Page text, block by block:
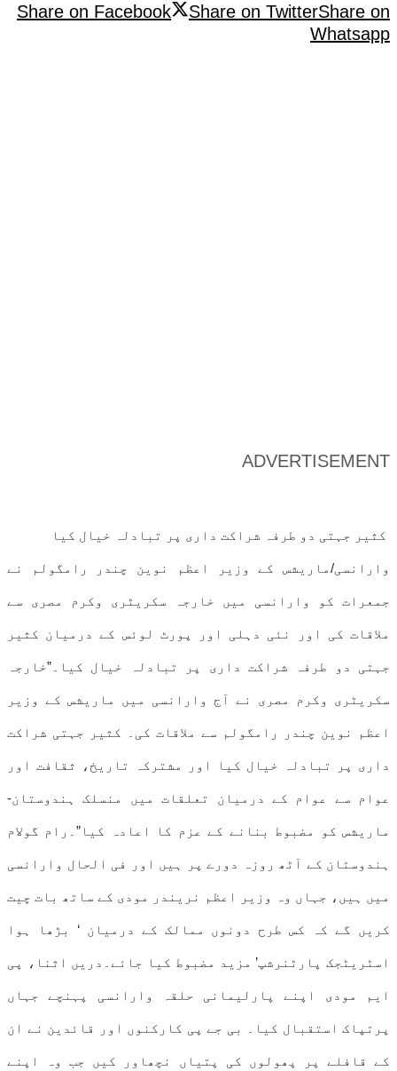
Share on Facebook
Share on TwitterShare on
Whatsapp
ADVERTISEMENT
کثیر جہتی دو طرفہ شراکت داری پر تبادلہ خیال کیا
وارانسی/ماریشس کے وزیر اعظم نوین چندر رامگولم نے
جمعرات کو وارانسی میں خارجہ سکریٹری وکرم مصری سے
ملاقات کی اور نئی دہلی اور پورٹ لوئس کے درمیان کثیر
جہتی دو طرفہ شراکت داری پر تبادلہ خیال کیا۔”خارجہ
سکریٹری وکرم مصری نے آج وارانسی میں ماریشس کے وزیر
اعظم نوین چندر رامگولم سے ملاقات کی۔ کثیر جہتی شراکت
داری پر تبادلہ خیال کیا اور مشترکہ تاریخ، ثقافت اور
عوام سے عوام کے درمیان تعلقات میں منسلک ہندوستان-
ماریشس کو مضبوط بنانے کے عزم کا اعادہ کیا”۔رام گولام
ہندوستان کے آٹھ روزہ دورے پر ہیں اور فی الحال وارانسی
میں ہیں، جہاں وہ وزیر اعظم نریندر مودی کے ساتھ بات چیت
کریں گے کہ کس طرح دونوں ممالک کے درمیان ‘ بڑھا ہوا
اسٹریٹجک پارٹنرشپ’ مزید مضبوط کیا جائے۔دریں اثنا، پی
ایم مودی اپنے پارلیمانی حلقہ وارانسی پہنچے جہاں
پرتپاک استقبال کیا۔ بی جے پی کارکنوں اور قائدین نے ان
کے قافلے پر پھولوں کی پتیاں نچھاور کیں جب وہ اپنے